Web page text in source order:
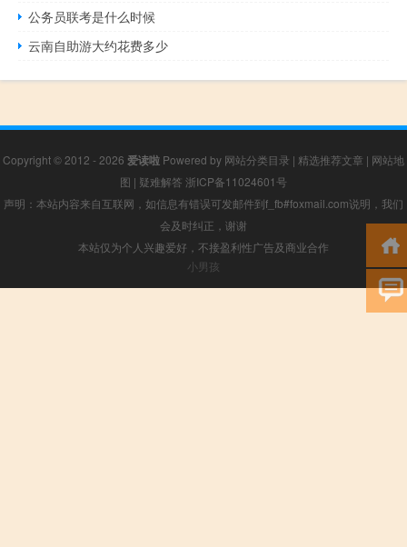
公务员联考是什么时候
云南自助游大约花费多少
Copyright © 2012 - 2026 爱读啦 Powered by 网站分类目录 | 精选推荐文章 | 网站地
图 | 疑难解答 浙ICP备11024601号
声明：本站内容来自互联网，如信息有错误可发邮件到f_fb#foxmail.com说明，我们
会及时纠正，谢谢
本站仅为个人兴趣爱好，不接盈利性广告及商业合作
小男孩